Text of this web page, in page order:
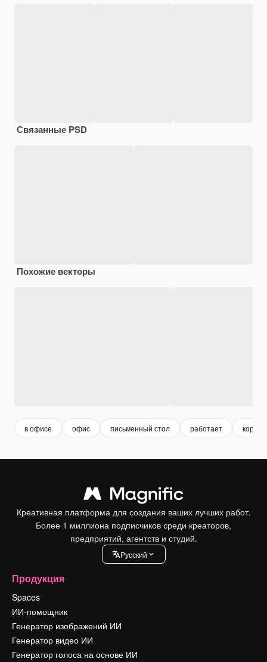
Связанные PSD
Похожие векторы
в офисе офис письменный стол работает
Креативная платформа для создания ваших лучших работ.
Более 1 миллиона подписчиков среди креаторов,
предприятий, агентств и студий.
Pусский
Продукция
Spaces
ИИ-помощник
Генератор изображений ИИ
Генератор видео ИИ
Генератор голоса на основе ИИ